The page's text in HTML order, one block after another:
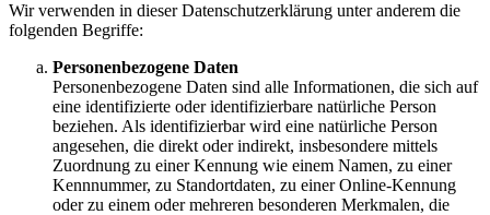
Wir verwenden in dieser Datenschutzerklärung unter anderem die
folgenden Begriffe:
Personenbezogene Daten
Personenbezogene Daten sind alle Informationen, die sich auf
eine identifizierte oder identifizierbare natürliche Person
beziehen. Als identifizierbar wird eine natürliche Person
angesehen, die direkt oder indirekt, insbesondere mittels
Zuordnung zu einer Kennung wie einem Namen, zu einer
Kennnummer, zu Standortdaten, zu einer Online-Kennung
oder zu einem oder mehreren besonderen Merkmalen, die